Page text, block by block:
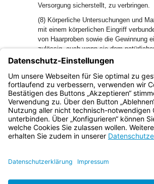
Versorgung sicherstellt, zu verbringen.
(8) Körperliche Untersuchungen und
mit einem körperlichen Eingriff
von Haarproben sowie die Gewinnung
zulässig, auch wenn sie dem
widersprechen, wenn sie der Kontrolle
von Behandlungsmaßnahmen, dem
oder der Hygiene dienen und von einer
Arzt angeordnet werden.
Bayern.de
BayernPortal
Impressum